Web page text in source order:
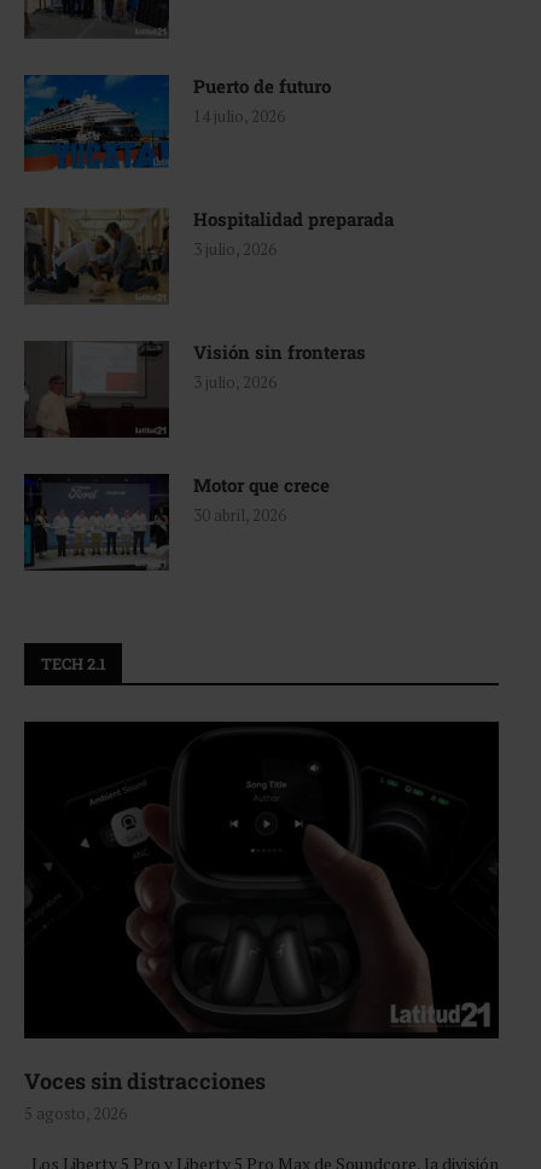
Puerto de futuro
14 julio, 2026
Hospitalidad preparada
3 julio, 2026
Visión sin fronteras
3 julio, 2026
Motor que crece
30 abril, 2026
TECH 2.1
Voces sin distracciones
5 agosto, 2026
Los Liberty 5 Pro y Liberty 5 Pro Max de Soundcore, la división